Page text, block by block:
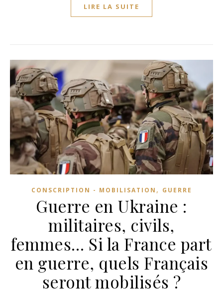
LIRE LA SUITE
CONSCRIPTION - MOBILISATION , GUERRE
Guerre en Ukraine :
militaires, civils,
femmes… Si la France part
en guerre, quels Français
seront mobilisés ?